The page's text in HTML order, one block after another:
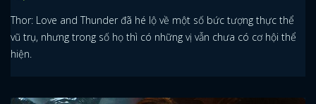
Thor: Love and Thunder đã hé lộ về một số bức tượng thực thể
vũ trụ, nhưng trong số họ thì có những vị vẫn chưa có cơ hội thể
hiện.